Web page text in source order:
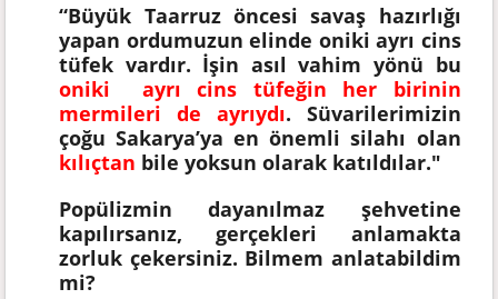
“Büyük Taarruz öncesi savaş hazırlığı
yapan ordumuzun elinde oniki ayrı cins
tüfek vardır. İşin asıl vahim yönü bu
oniki ayrı cins tüfeğin her birinin
mermileri de ayrıydı. Süvarilerimizin
çoğu Sakarya’ya en önemli silahı olan
kılıçtan bile yoksun olarak katıldılar."​
Popülizmin dayanılmaz şehvetine
kapılırsanız, gerçekleri anlamakta
zorluk çekersiniz. Bilmem anlatabildim
mi?